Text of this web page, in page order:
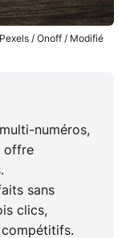
/ Onoff / Modifié
numéros,
offre
sans
clics,